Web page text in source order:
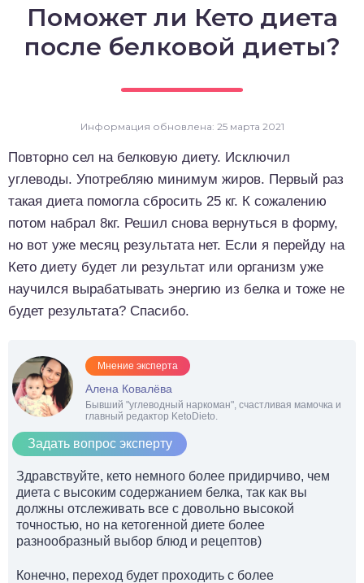
Поможет ли Кето диета
после белковой диеты?
Информация обновлена: 25 марта 2021
Повторно сел на белковую диету. Исключил
углеводы. Употребляю минимум жиров. Первый раз
такая диета помогла сбросить 25 кг. К сожалению
потом набрал 8кг. Решил снова вернуться в форму,
но вот уже месяц результата нет. Если я перейду на
Кето диету будет ли результат или организм уже
научился вырабатывать энергию из белка и тоже не
будет результата? Спасибо.
Мнение эксперта
Алена Ковалёва
Бывший "углеводный наркоман", счастливая мамочка и
главный редактор KetoDieto.
Задать вопрос эксперту
Здравствуйте, кето немного более придирчиво, чем
диета с высоким содержанием белка, так как вы
должны отслеживать все с довольно высокой
точностью, но на кетогенной диете более
разнообразный выбор блюд и рецептов)
Конечно, переход будет проходить с более
выпечка